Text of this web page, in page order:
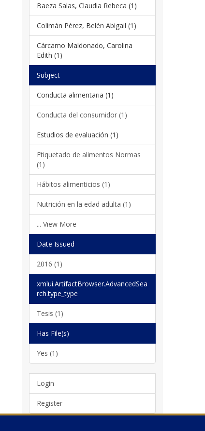
Baeza Salas, Claudia Rebeca (1)
Colimán Pérez, Belén Abigail (1)
Cárcamo Maldonado, Carolina
Edith (1)
Subject
Conducta alimentaria (1)
Conducta del consumidor (1)
Estudios de evaluación (1)
Etiquetado de alimentos Normas
(1)
Hábitos alimenticios (1)
Nutrición en la edad adulta (1)
... View More
Date Issued
2016 (1)
xmlui.ArtifactBrowser.AdvancedSea
rch.type_type
Tesis (1)
Has File(s)
Yes (1)
Login
Register